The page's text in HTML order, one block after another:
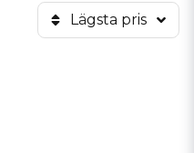
Lägsta pris